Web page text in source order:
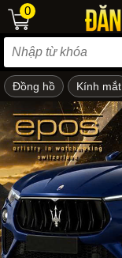
em
0
Đồng hồ Kính mắt